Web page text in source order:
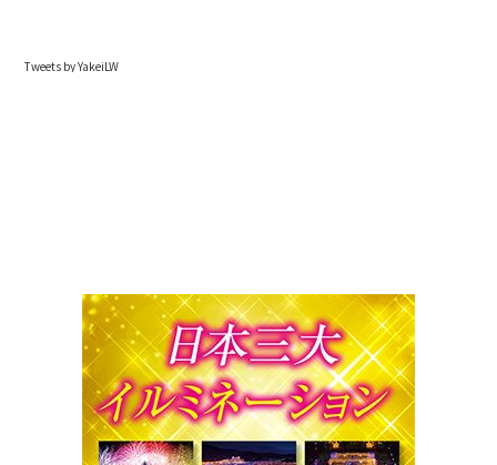
Tweets by YakeiLW